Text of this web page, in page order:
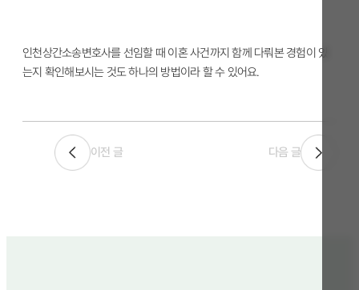
인천상간소송변호사를 선임할 때 이혼 사건까지 함께 다뤄본 경험이 있
는지 확인해보시는 것도 하나의 방법이라 할 수 있어요.
이전 글 다음 글